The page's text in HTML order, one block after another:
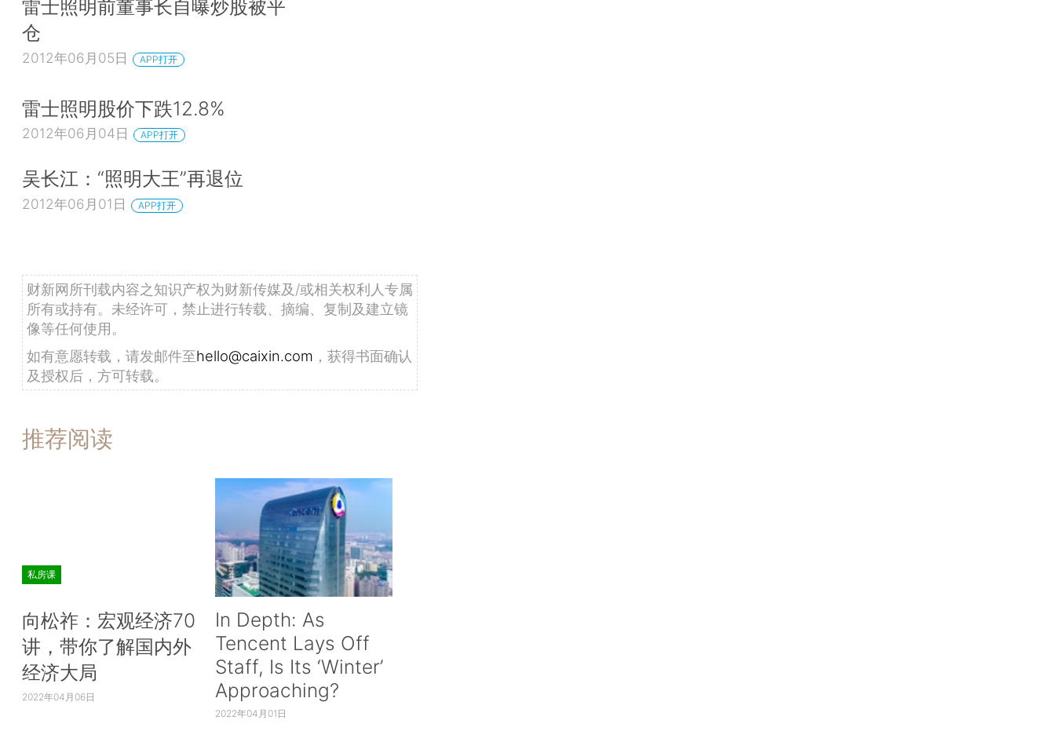
雷士照明前董事长自曝炒股被平
仓
2012年06月05日 APP打开
雷士照明股价下跌12.8%
2012年06月04日 APP打开
吴长江：“照明大王”再退位
2012年06月01日 APP打开
财新网所刊载内容之知识产权为财新传媒及/或相关权利人专属
所有或持有。未经许可，禁止进行转载、摘编、复制及建立镜
像等任何使用。
如有意愿转载，请发邮件至hello@caixin.com ，获得书面确认
及授权后，方可转载。
推荐阅读
私房课
向松祚：宏观经济70
讲，带你了解国内外
经济大局
2022年04月06日
In Depth: As
Tencent Lays Off
Staff, Is Its ‘Winter’
Approaching?
2022年04月01日